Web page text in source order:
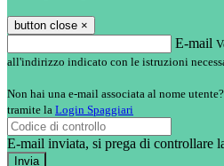
button close ×
E-mail
all'indirizzo indicato con le istruzioni
Non hai una e-mail associata al nome
tramite la Login Spaggiari
E-mail inviata, si prega di controllare